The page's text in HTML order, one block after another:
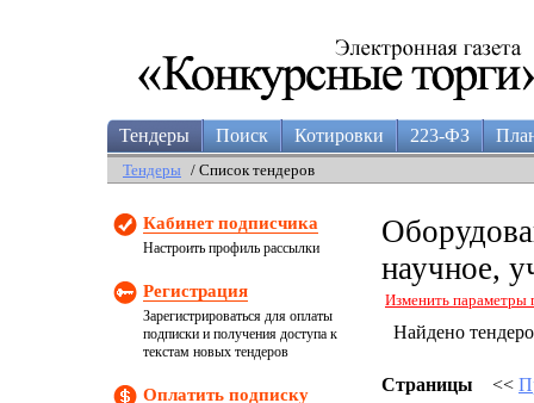
Тендеры Поиск Котировки 223-ФЗ
Тендеры / Список тендеров
Кабинет подписчика
Настроить профиль рассылки
Регистрация
Зарегистрироваться для оплаты
подписки и получения доступа к
текстам новых тендеров
Оплатить подписку
научное,
Изменить параметры
Найдено
Страницы <<